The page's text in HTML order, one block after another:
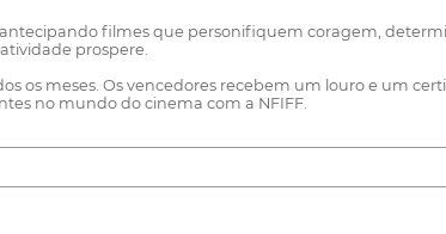
filmes que personifiquem coragem,
prospere.
os meses. Os vencedores recebem um louro e um
no mundo do cinema com a NFIFF.